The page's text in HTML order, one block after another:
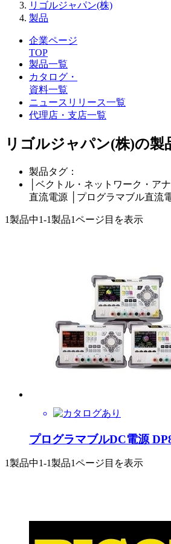
リゴルジャパン(株)
製品
企業ページ
TOP
製品一覧
カタログ・
資料一覧
ニュースリリース一覧
代理店・支店一覧
リゴルジャパン(株)の製
製品タグ：
ベクトル・ネットワーク・ア
直流電源
プログラマブル直流
1製品中1-1製品1ページ目を表示
プログラマブルDC電源
1製品中1-1製品1ページ目を表示